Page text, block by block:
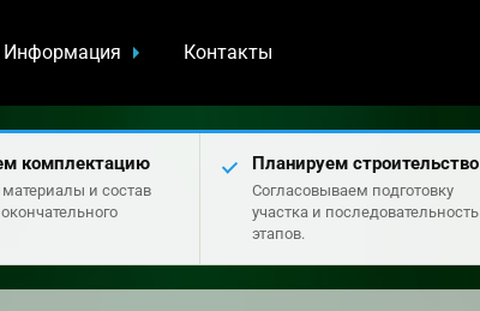
Информация Контакты
комплектацию
и состав
Планируем строительство
Согласовываем подготовку
участка и последовательность
этапов.